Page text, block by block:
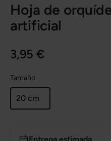
Hoja de
artificial
3,95 €
Tamaño
20 cm
Entrega estimada